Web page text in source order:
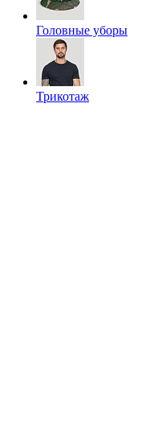
Головные уборы
Трикотаж